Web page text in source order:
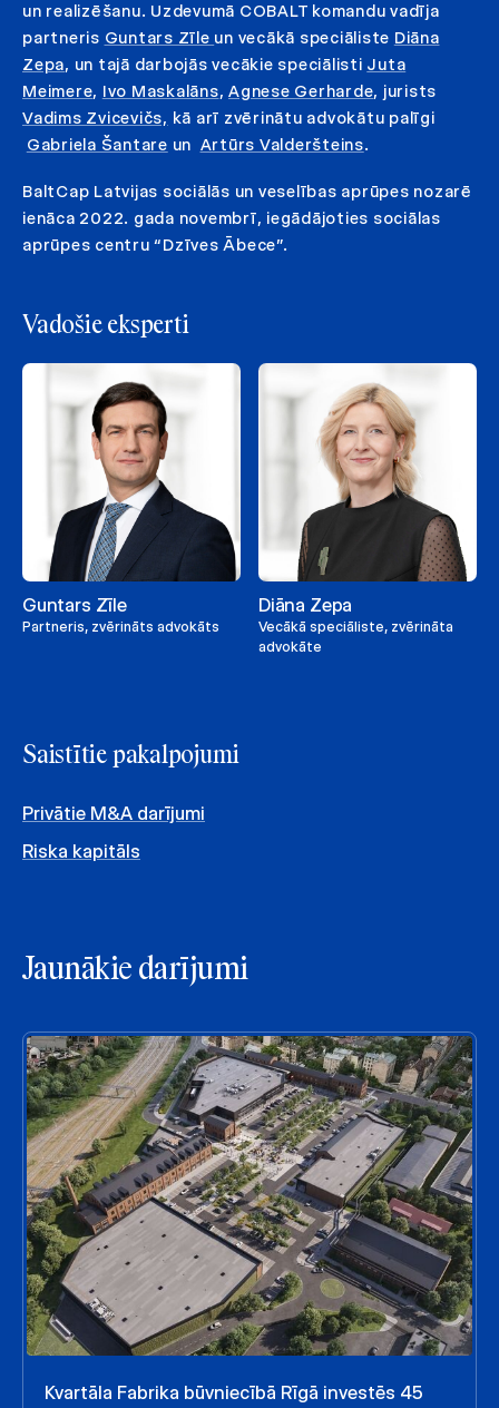
un realizēšanu. Uzdevumā COBALT komandu vadīja
partneris Guntars Zīle un vecākā speciāliste Diāna
Zepa, un tajā darbojās vecākie speciālisti Juta
Meimere, Ivo Maskalāns, Agnese Gerharde, jurists
Vadims Zvicevičs, kā arī zvērinātu advokātu palīgi
Gabriela Šantare un Artūrs Valderšteins.
BaltCap Latvijas sociālās un veselības aprūpes nozarē
ienāca 2022. gada novembrī, iegādājoties sociālas
aprūpes centru “Dzīves Ābece”.
Vadošie eksperti
Guntars Zīle
Partneris, zvērināts advokāts
Diāna Zepa
Vecākā speciāliste, zvērināta
advokāte
Saistītie pakalpojumi
Privātie M&A darījumi
Riska kapitāls
Jaunākie darījumi
Kvartāla Fabrika būvniecībā Rīgā investēs 45